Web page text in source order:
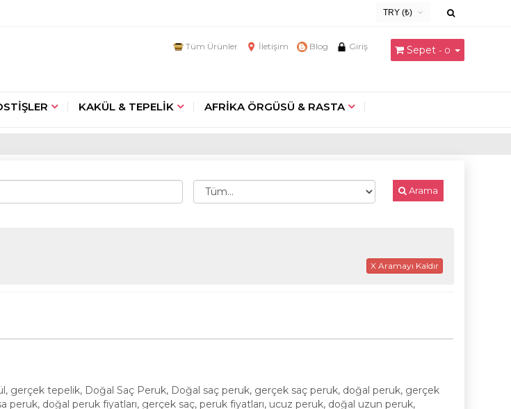
TRY (₺)
EUR (€)Sepet - 0
Tüm Ürünler İletişim Blog Giriş
KAKÜL & TEPELİK AFRİKA ÖRGÜSÜ & RASTA
Arama
X Aramayı Kaldır
gerçek tepelik, Doğal Saç Peruk, Doğal saç peruk, gerçek saç peruk, doğal peruk, gerçek
peruk, doğal peruk fiyatları, gerçek saç, peruk fiyatları, ucuz peruk, doğal uzun peruk,